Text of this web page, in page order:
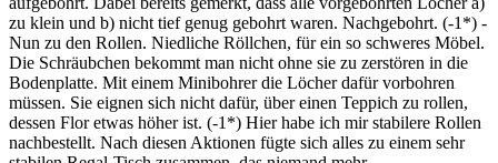
zu klein und b) nicht tief genug gebohrt waren. Nachgebohrt. (-1*) -
Nun zu den Rollen. Niedliche Röllchen, für ein so schweres Möbel.
Die Schräubchen bekommt man nicht ohne sie zu zerstören in die
Bodenplatte. Mit einem Minibohrer die Löcher dafür vorbohren
müssen. Sie eignen sich nicht dafür, über einen Teppich zu rollen,
dessen Flor etwas höher ist. (-1*) Hier habe ich mir stabilere Rollen
nachbestellt. Nach diesen Aktionen fügte sich alles zu einem sehr